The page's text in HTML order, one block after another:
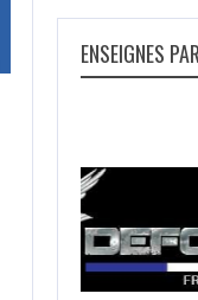
ENSEIGNES